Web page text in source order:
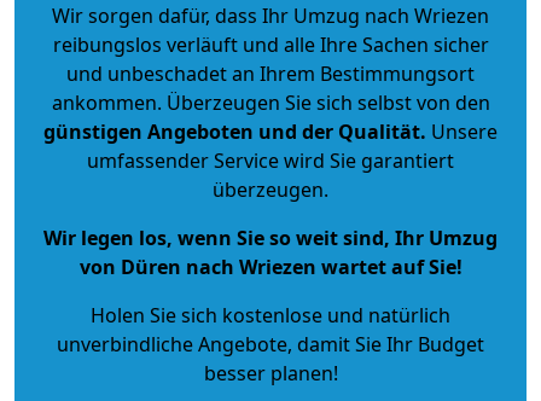
Wir sorgen dafür, dass Ihr Umzug nach Wriezen
reibungslos verläuft und alle Ihre Sachen sicher
und unbeschadet an Ihrem Bestimmungsort
ankommen. Überzeugen Sie sich selbst von den
günstigen Angeboten und der Qualität. Unsere
umfassender Service wird Sie garantiert
überzeugen.
Wir legen los, wenn Sie so weit sind, Ihr Umzug
von Düren nach Wriezen wartet auf Sie!
Holen Sie sich kostenlose und natürlich
unverbindliche Angebote, damit Sie Ihr Budget
besser planen!